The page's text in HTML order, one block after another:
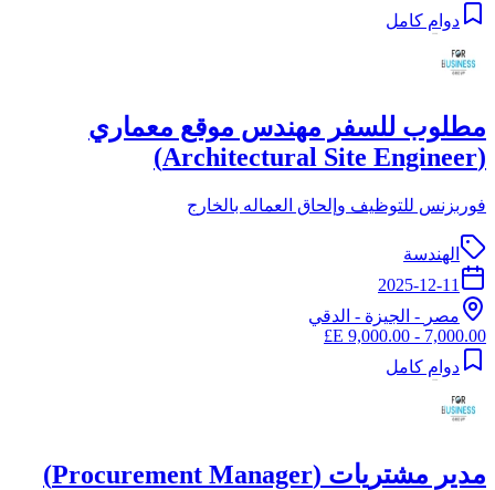
دوام كامل
مطلوب للسفر مهندس موقع معماري
(Architectural Site Engineer)
فوربزنس للتوظيف وإلحاق العماله بالخارج
الهندسة
2025-12-11
مصر - الجيزة - الدقي
7,000.00 - 9,000.00 E£
دوام كامل
مدير مشتريات (Procurement Manager)